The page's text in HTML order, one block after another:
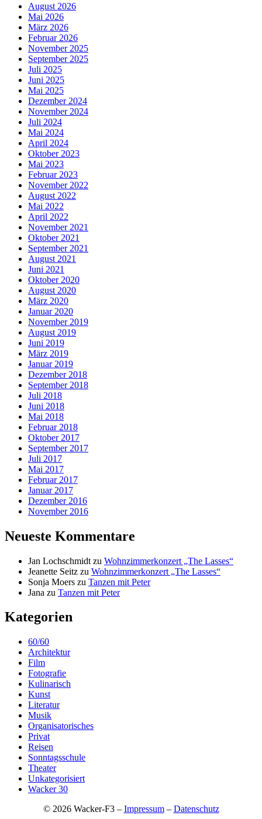
August 2026
Mai 2026
März 2026
Februar 2026
November 2025
September 2025
Juli 2025
Juni 2025
Mai 2025
Dezember 2024
November 2024
Juli 2024
Mai 2024
April 2024
Oktober 2023
Mai 2023
Februar 2023
November 2022
August 2022
Mai 2022
April 2022
November 2021
Oktober 2021
September 2021
August 2021
Juni 2021
Oktober 2020
August 2020
März 2020
Januar 2020
November 2019
August 2019
Juni 2019
März 2019
Januar 2019
Dezember 2018
September 2018
Juli 2018
Juni 2018
Mai 2018
Februar 2018
Oktober 2017
September 2017
Juli 2017
Mai 2017
Februar 2017
Januar 2017
Dezember 2016
November 2016
Neueste Kommentare
Jan Lochschmidt zu Wohnzimmerkonzert „The Lasses“
Jeanette Seitz zu Wohnzimmerkonzert „The Lasses“
Sonja Moers zu Tanzen mit Peter
Jana zu Tanzen mit Peter
Kategorien
60/60
Architektur
Film
Fotografie
Kulinarisch
Kunst
Literatur
Musik
Organisatorisches
Privat
Reisen
Sonntagsschule
Theater
Unkategorisiert
Wacker 30
© 2026 Wacker-F3 – Impressum– Datenschutz